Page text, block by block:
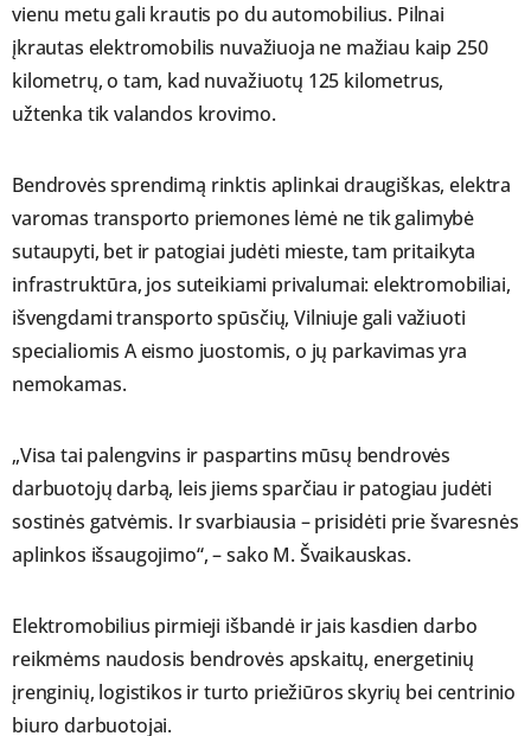
vienu metu gali krautis po du automobilius. Pilnai
įkrautas elektromobilis nuvažiuoja ne mažiau kaip 250
kilometrų, o tam, kad nuvažiuotų 125 kilometrus,
užtenka tik valandos krovimo.
Bendrovės sprendimą rinktis aplinkai draugiškas, elektra
varomas transporto priemones lėmė ne tik galimybė
sutaupyti, bet ir patogiai judėti mieste, tam pritaikyta
infrastruktūra, jos suteikiami privalumai: elektromobiliai,
išvengdami transporto spūsčių, Vilniuje gali važiuoti
specialiomis A eismo juostomis, o jų parkavimas yra
nemokamas.
„Visa tai palengvins ir paspartins mūsų bendrovės
darbuotojų darbą, leis jiems sparčiau ir patogiau judėti
sostinės gatvėmis. Ir svarbiausia – prisidėti prie švaresnės
aplinkos išsaugojimo“, – sako M. Švaikauskas.
Elektromobilius pirmieji išbandė ir jais kasdien darbo
reikmėms naudosis bendrovės apskaitų, energetinių
įrenginių, logistikos ir turto priežiūros skyrių bei centrinio
biuro darbuotojai.